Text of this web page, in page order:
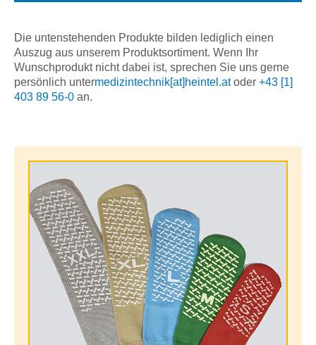
Die untenstehenden Produkte bilden lediglich einen
Auszug aus unserem Produktsortiment. Wenn Ihr
Wunschprodukt nicht dabei ist, sprechen Sie uns gerne
persönlich untermedizintechnik[at]heintel.atoder +43 [1]
403 89 56-0 an.